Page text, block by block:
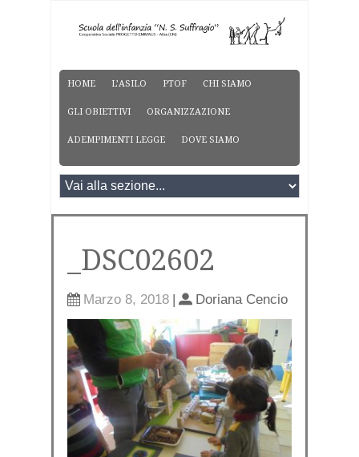
HOME L’ASILO PTOF CHI SIAMO
GLI OBIETTIVI ORGANIZZAZIONE
ADEMPIMENTI LEGGE DOVE SIAMO
_DSC02602
Marzo 8, 2018 | Doriana Cencio